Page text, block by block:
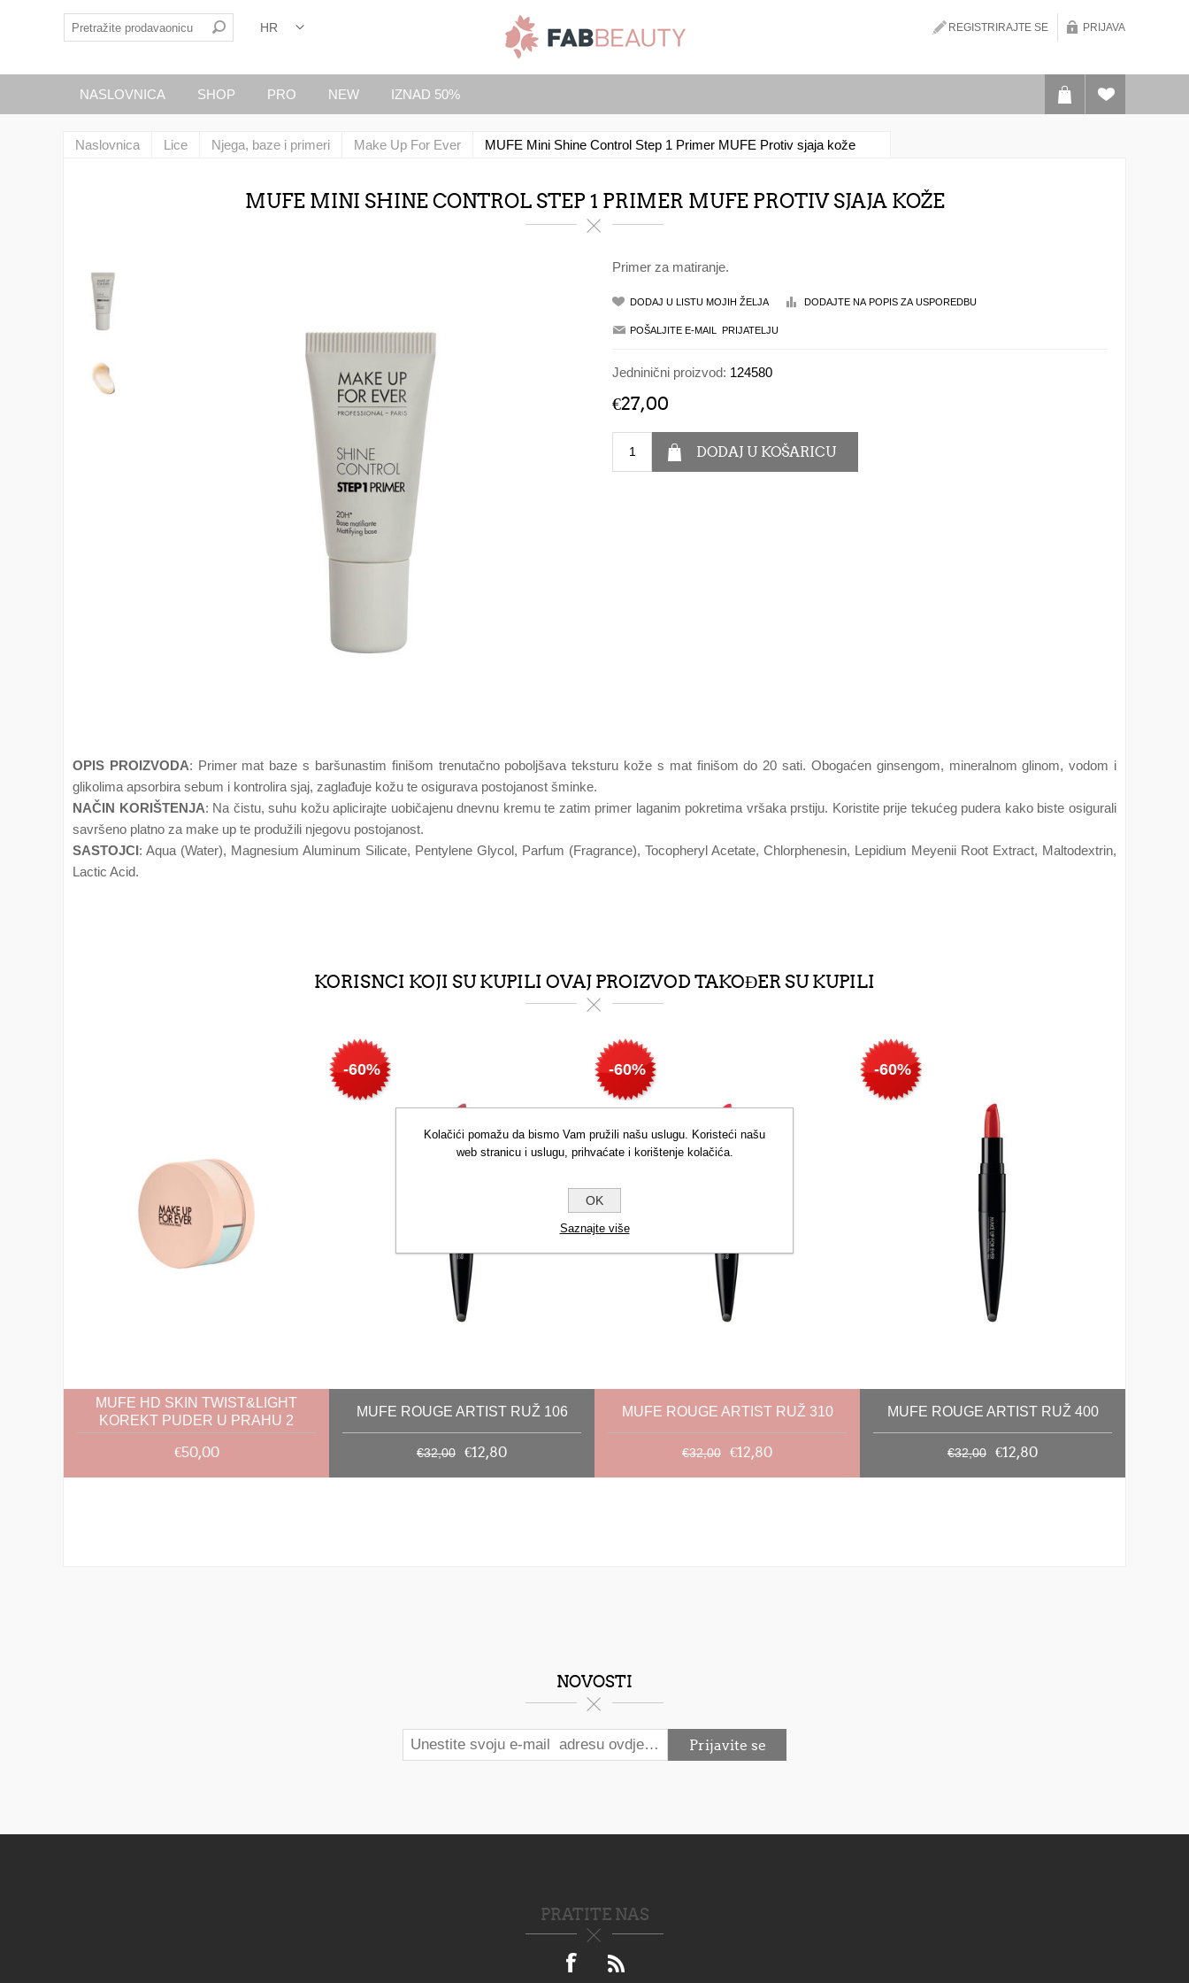
REGISTRIRAJTE SE PRIJAVA
NASLOVNICA SHOP PRO NEW IZNAD 50%
Naslovnica Lice Njega, baze i primeri Make Up For Ever MUFE Mini Shine Control Step 1 Primer MUFE Protiv sjaja kože
MUFE MINI SHINE CONTROL STEP 1 PRIMER MUFE PROTIV SJAJA KOŽE
Primer za matiranje.
Jedninični proizvod: 124580
€27,00
OPIS PROIZVODA: Primer mat baze s baršunastim finišom trenutačno poboljšava teksturu kože s mat finišom do 20 sati. Obogaćen ginsengom, mineralnom glinom, vodom i
glikolima apsorbira sebum i kontrolira sjaj, zaglađuje kožu te osigurava postojanost šminke.
NAČIN KORIŠTENJA: Na čistu, suhu kožu aplicirajte uobičajenu dnevnu kremu te zatim primer laganim pokretima vršaka prstiju. Koristite prije tekućeg pudera kako biste osigurali
savršeno platno za make up te produžili njegovu postojanost.
SASTOJCI: Aqua (Water), Magnesium Aluminum Silicate, Pentylene Glycol, Parfum (Fragrance), Tocopheryl Acetate, Chlorphenesin, Lepidium Meyenii Root Extract, Maltodextrin,
Lactic Acid.
KORISNCI KOJI SU KUPILI OVAJ PROIZVOD TAKOĐER SU KUPILI
MUFE HD SKIN TWIST&LIGHT
KOREKT PUDER U PRAHU 2
€50,00
-60%
MUFE ROUGE ARTIST RUŽ 106
€32,00 €12,80
-60%
MUFE ROUGE ARTIST RUŽ 310
€32,00 €12,80
-60%
MUFE ROUGE ARTIST RUŽ 400
€32,00 €12,80
NOVOSTI
PRATITE NAS
Kolačići pomažu da bismo Vam pružili našu uslugu. Koristeći našu
web stranicu i uslugu, prihvaćate i korištenje kolačića.
OK
Saznajte više